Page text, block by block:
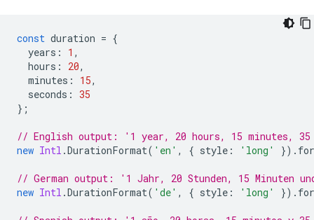
const duration = {
years : 1 ,
hours : 20,
minutes : 15,
seconds : 35
};
// English output: '1 year, 20 hours, 15 minutes, 35
new Intl .DurationFormat( 'en' , { style : 'long' }).
// German output: '1 Jahr, 20 Stunden, 15 Minuten
new Intl .DurationFormat( 'de' , { style : 'long' }).